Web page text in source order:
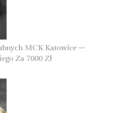
MCK Katowice –
Za 7000 Zł